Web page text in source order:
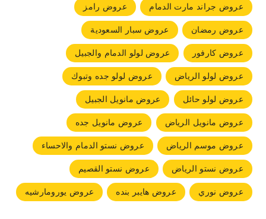
عروض جراند مارت الدمام
عروض رامز
عروض رمضان
عروض سبار السعودية
عروض كارفور
عروض لولو الدمام والجبيل
عروض لولو الرياض
عروض لولو جده وتبوك
عروض لولو حائل
عروض مانويل الجبيل
عروض مانويل الرياض
عروض مانويل جده
عروض موسم الرياض
عروض نستو الدمام والاحساء
عروض نستو الرياض
عروض نستو القصيم
عروض نوري
عروض هايبر بنده عروض يورومارشيه